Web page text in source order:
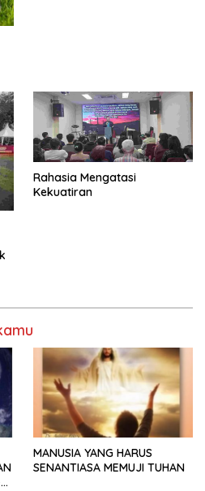
Rahasia Mengatasi
Kekuatiran
MANUSIA YANG HARUS
SENANTIASA MEMUJI TUHAN